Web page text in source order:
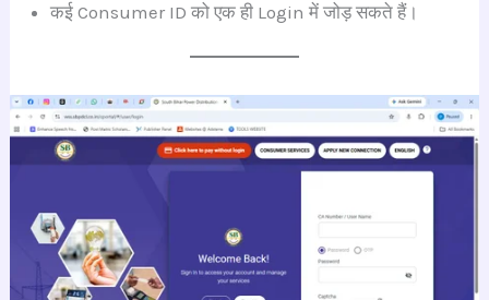
कई Consumer ID को एक ही Login में जोड़ सकते हैं।